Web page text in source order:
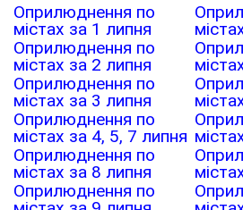
Оприлюднення по
містах за 1 липня
Оприлюднення по
містах за 2 липня
Оприлюднення по
містах за 3 липня
Оприлюднення по
містах за 4, 5, 7 липня
Оприлюднення по
містах за 8 липня
Оприлюднення по